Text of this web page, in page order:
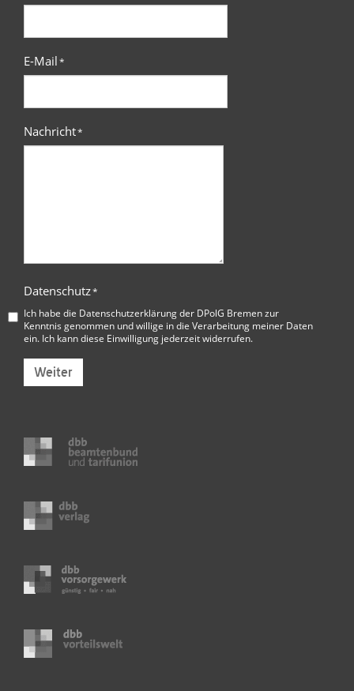
E-Mail*
Nachricht*
Datenschutz*
Ich habe die Datenschutzerklärung der DPolG Bremenzur
Kenntnis genommen und willige in die Verarbeitung meiner Daten
ein. Ich kann diese Einwilligung jederzeit widerrufen.
Weiter